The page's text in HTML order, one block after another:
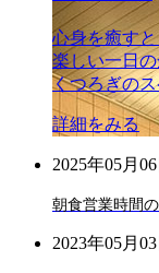
心身を癒す
楽しい一日
くつろぎの
詳細をみる
2025年05月06
朝食営業時間
2023年05月03